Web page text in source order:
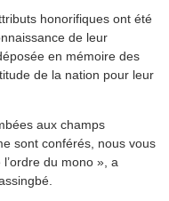
honorifiques ont été
de leur
en mémoire des
de la nation pour leur
aux champs
sont conférés, nous vous
du mono », a